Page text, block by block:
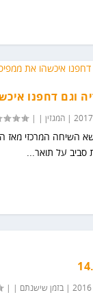
וגם דחפנו
|המגזין |
השיחה המרכזי
סביב על תואר...
|בזמן שישנתם |